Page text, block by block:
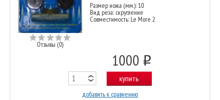
Отзывы (0)
Размер ножа (мм.): 10
Вид реза: скругление
Совместимость: Le More 2
1000 o
купить
добавить к сравнению